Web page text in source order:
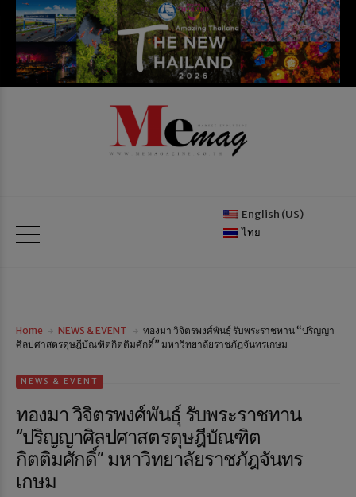
English (US)
ไทย
Home NEWS & EVENT
ทองมา วิจิตรพงศ์พันธุ์ รับพระราชทาน “ปริญญา
ศิลปศาสตรดุษฎีบัณฑิตกิตติมศักดิ์” มหาวิทยาลัยราชภัฎจันทรเกษม
NEWS & EVENT
ทองมา วิจิตรพงศ์พันธุ์ รับพระราชทาน
“ปริญญาศิลปศาสตรดุษฎีบัณฑิต
กิตติมศักดิ์” มหาวิทยาลัยราชภัฎจันทร
เกษม